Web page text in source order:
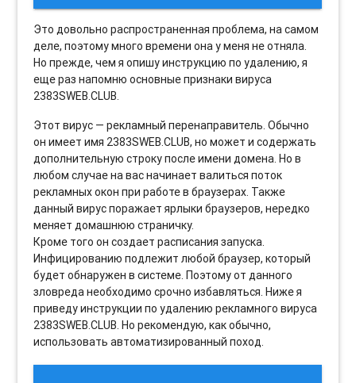
Это довольно распространенная проблема, на самом
деле, поэтому много времени она у меня не отняла.
Но прежде, чем я опишу инструкцию по удалению, я
еще раз напомню основные признаки вируса
2383SWEB.CLUB.
Этот вирус — рекламный перенаправитель. Обычно
он имеет имя 2383SWEB.CLUB, но может и содержать
дополнительную строку после имени домена. Но в
любом случае на вас начинает валиться поток
рекламных окон при работе в браузерах. Также
данный вирус поражает ярлыки браузеров, нередко
меняет домашнюю страничку.
Кроме того он создает расписания запуска.
Инфицированию подлежит любой браузер, который
будет обнаружен в системе. Поэтому от данного
зловреда необходимо срочно избавляться. Ниже я
приведу инструкции по удалению рекламного вируса
2383SWEB.CLUB. Но рекомендую, как обычно,
использовать автоматизированный поход.